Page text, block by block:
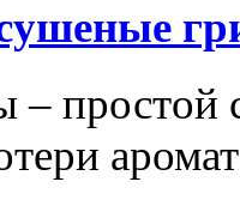
простой